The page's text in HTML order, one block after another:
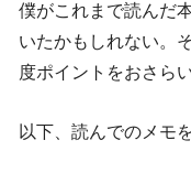
僕がこれまで読んだ
いたかもしれない。
度ポイントをおさら
以下、読んでのメモ